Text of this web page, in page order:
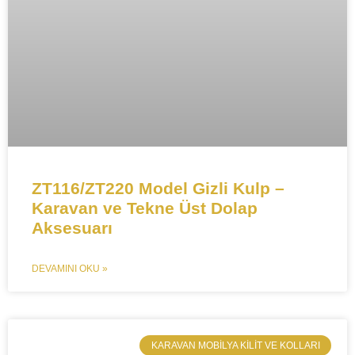
ZT116/ZT220 Model Gizli Kulp –
Karavan ve Tekne Üst Dolap
Aksesuarı
DEVAMINI OKU »
​KARAVAN MOBILYA KILIT VE KOLLARI